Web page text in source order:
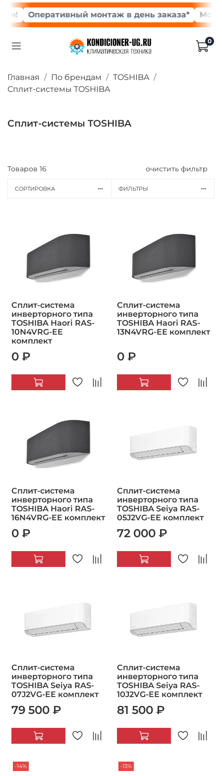
Оперативный монтаж в день заказа*
0
Главная По брендам
TOSHIBA
Сплит-системы TOSHIBA
Сплит-системы TOSHIBA
Товаров 16 очистить фильтр
СОРТИРОВКА ФИЛЬТРЫ
Сплит-система
инверторного типа
TOSHIBA Haori RAS-
10N4VRG-EE
комплект
0 ₽
Сплит-система
инверторного типа
TOSHIBA Haori RAS-
13N4VRG-EE комплект
0 ₽
Сплит-система
инверторного типа
TOSHIBA Haori RAS-
16N4VRG-EE комплект
0 ₽
Сплит-система
инверторного типа
TOSHIBA Seiya RAS-
05J2VG-EE комплект
72 000 ₽
Сплит-система
инверторного типа
TOSHIBA Seiya RAS-
07J2VG-EE комплект
79 500 ₽
Сплит-система
инверторного типа
TOSHIBA Seiya RAS-
10J2VG-EE комплект
81 500 ₽
-14% -13%